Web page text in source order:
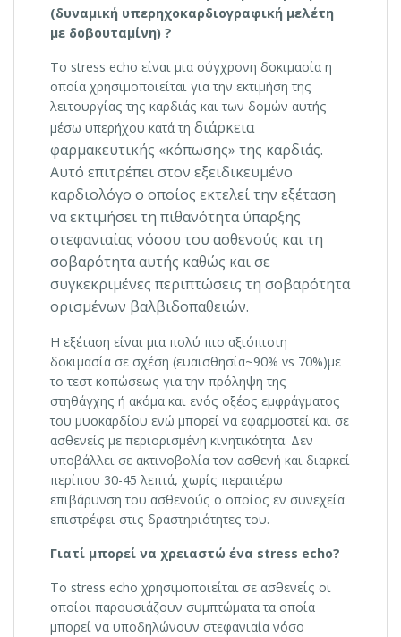
(δυναμική υπερηχοκαρδιογραφική μελέτη
με δοβουταμίνη) ?
To stress echo είναι μια σύγχρονη δοκιμασία η
οποία χρησιμοποιείται για την εκτιμήση της
λειτουργίας της καρδιάς και των δομών αυτής
μέσω υπερήχου κατά τη διάρκεια
φαρμακευτικής «κόπωσης» της καρδιάς.
Αυτό επιτρέπει στον εξειδικευμένο
καρδιολόγο ο οποίος εκτελεί την εξέταση
να εκτιμήσει τη πιθανότητα ύπαρξης
στεφανιαίας νόσου του ασθενούς και τη
σοβαρότητα αυτής καθώς και σε
συγκεκριμένες περιπτώσεις τη σοβαρότητα
ορισμένων βαλβιδοπαθειών.
Η εξέταση είναι μια πολύ πιο αξιόπιστη
δοκιμασία σε σχέση (ευαισθησία~90% vs 70%)με
το τεστ κοπώσεως για την πρόληψη της
στηθάγχης ή ακόμα και ενός οξέος εμφράγματος
του μυοκαρδίου ενώ μπορεί να εφαρμοστεί και σε
ασθενείς με περιορισμένη κινητικότητα. Δεν
υποβάλλει σε ακτινοβολία τον ασθενή και διαρκεί
περίπου 30-45 λεπτά, χωρίς περαιτέρω
επιβάρυνση του ασθενούς ο οποίος εν συνεχεία
επιστρέφει στις δραστηριότητες του.
Γιατί μπορεί να χρειαστώ ένα stress echo?
To stress echo χρησιμοποιείται σε ασθενείς οι
οποίοι παρουσιάζουν συμπτώματα τα οποία
μπορεί να υποδηλώνουν στεφανιαία νόσο